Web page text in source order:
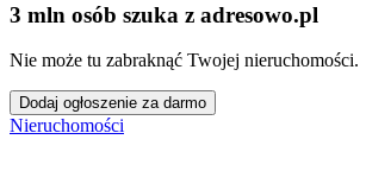
3 mln osób szuka z adresowo.pl
Nie może tu zabraknąć Twojej nieruchomości.
Dodaj ogłoszenie za darmo
Nieruchomości